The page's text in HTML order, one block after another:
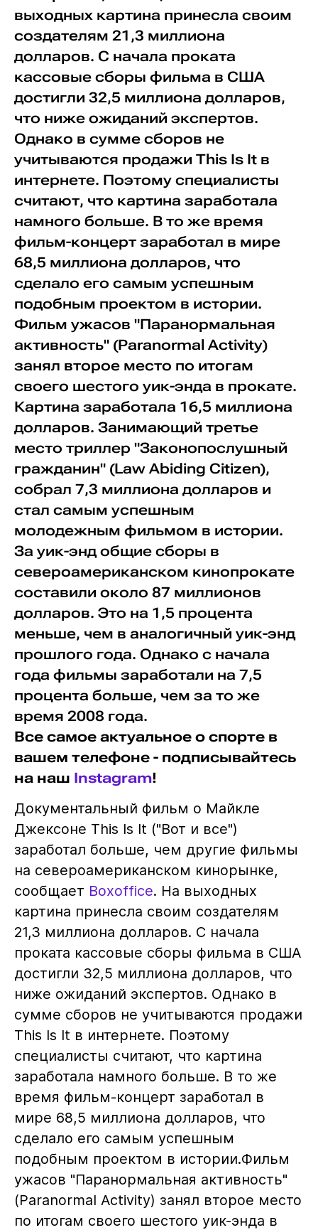
выходных картина принесла своим
создателям 21,3 миллиона
долларов. С начала проката
кассовые сборы фильма в США
достигли 32,5 миллиона долларов,
что ниже ожиданий экспертов.
Однако в сумме сборов не
учитываются продажи This Is It в
интернете. Поэтому специалисты
считают, что картина заработала
намного больше. В то же время
фильм-концерт заработал в мире
68,5 миллиона долларов, что
сделало его самым успешным
подобным проектом в истории.
Фильм ужасов "Паранормальная
активность" (Paranormal Activity)
занял второе место по итогам
своего шестого уик-энда в прокате.
Картина заработала 16,5 миллиона
долларов. Занимающий третье
место триллер "Законопослушный
гражданин" (Law Abiding Citizen),
собрал 7,3 миллиона долларов и
стал самым успешным
молодежным фильмом в истории.
За уик-энд общие сборы в
североамериканском кинопрокате
составили около 87 миллионов
долларов. Это на 1,5 процента
меньше, чем в аналогичный уик-энд
прошлого года. Однако с начала
года фильмы заработали на 7,5
процента больше, чем за то же
время 2008 года.
Все самое актуальное о спорте в
вашем телефоне - подписывайтесь
на наш Instagram!
Документальный фильм о Майкле
Джексоне This Is It ("Вот и все")
заработал больше, чем другие фильмы
на североамериканском кинорынке,
сообщает Boxoffice. На выходных
картина принесла своим создателям
21,3 миллиона долларов. С начала
проката кассовые сборы фильма в США
достигли 32,5 миллиона долларов, что
ниже ожиданий экспертов. Однако в
сумме сборов не учитываются продажи
This Is It в интернете. Поэтому
специалисты считают, что картина
заработала намного больше. В то же
время фильм-концерт заработал в
мире 68,5 миллиона долларов, что
сделало его самым успешным
подобным проектом в истории.Фильм
ужасов "Паранормальная активность"
(Paranormal Activity) занял второе место
по итогам своего шестого уик-энда в